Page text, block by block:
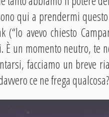
qui a prendermi
(“lo avevo chiesto
un momento neutro, te
facciamo un breve
ce ne frega qualcosa?